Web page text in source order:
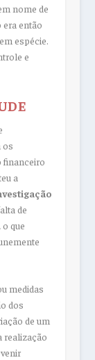
nome de
era então
espécie.
e
os
financeiro
a
de
que
medidas
dos
de um
realização